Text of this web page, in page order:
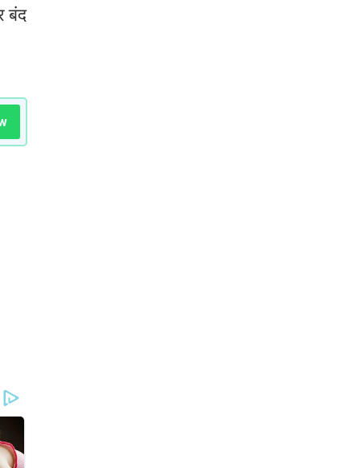
बंद